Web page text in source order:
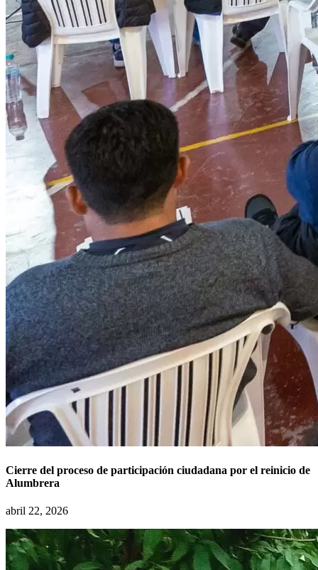
Cierre del proceso de participación ciudadana por el reinicio de
Alumbrera
abril 22, 2026